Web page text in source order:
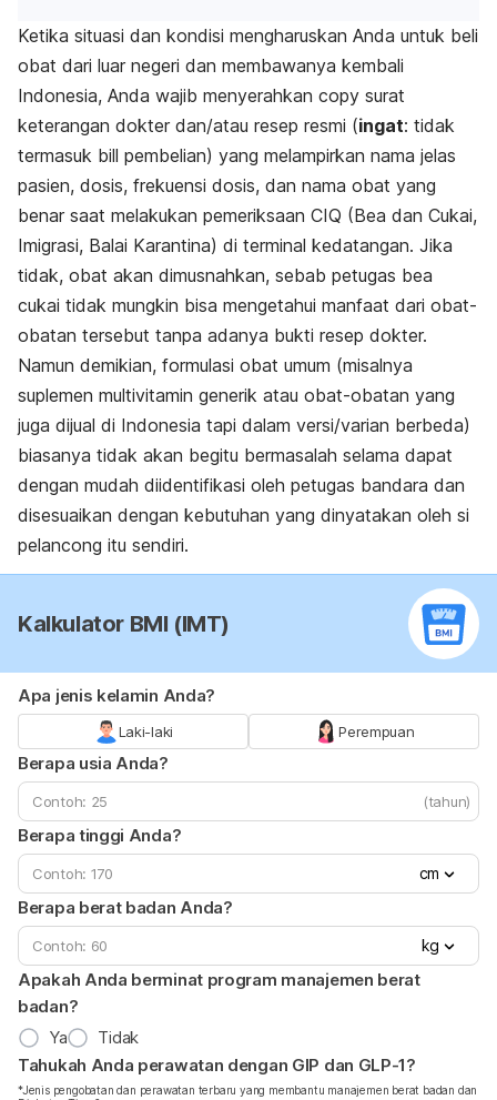
Ketika situasi dan kondisi mengharuskan Anda untuk beli
obat dari luar negeri dan membawanya kembali
Indonesia, Anda wajib menyerahkan copy surat
keterangan dokter dan/atau resep resmi (ingat: tidak
termasuk bill pembelian) yang melampirkan nama jelas
pasien, dosis, frekuensi dosis, dan nama obat yang
benar saat melakukan pemeriksaan CIQ (Bea dan Cukai,
Imigrasi, Balai Karantina) di terminal kedatangan. Jika
tidak, obat akan dimusnahkan, sebab petugas bea
cukai tidak mungkin bisa mengetahui manfaat dari obat-
obatan tersebut tanpa adanya bukti resep dokter.
Namun demikian, formulasi obat umum (misalnya
suplemen multivitamin generik atau obat-obatan yang
juga dijual di Indonesia tapi dalam versi/varian berbeda)
biasanya tidak akan begitu bermasalah selama dapat
dengan mudah diidentifikasi oleh petugas bandara dan
disesuaikan dengan kebutuhan yang dinyatakan oleh si
pelancong itu sendiri.
Kalkulator BMI (IMT)
Apa jenis kelamin Anda?
Laki-laki Perempuan
Berapa usia Anda?
(tahun)
Berapa tinggi Anda?
cm
Berapa berat badan Anda?
kg
Apakah Anda berminat program manajemen berat
badan?
Ya
Tidak
Tahukah Anda perawatan dengan GIP dan GLP-1?
*Jenis pengobatan dan perawatan terbaru yang membantu manajemen berat badan dan